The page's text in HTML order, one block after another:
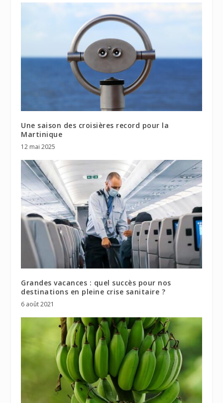
Une saison des croisières record pour la
Martinique
12 mai 2025
Grandes vacances : quel succès pour nos
destinations en pleine crise sanitaire ?
6 août 2021